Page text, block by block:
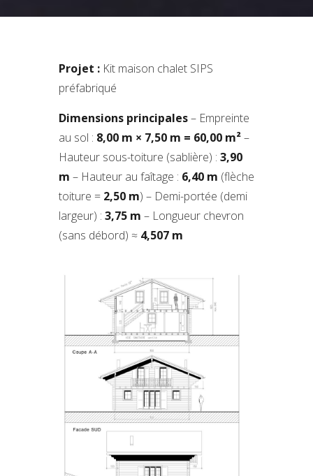
Projet : Kit maison chalet SIPS
préfabriqué
Dimensions principales– Empreinte
au sol : 8,00 m × 7,50 m = 60,00 m²–
Hauteur sous-toiture (sablière) : 3,90
m – Hauteur au faîtage : 6,40 m (flèche
toiture = 2,50 m) – Demi-portée (demi
largeur) : 3,75 m – Longueur chevron
(sans débord) ≈ 4,507 m